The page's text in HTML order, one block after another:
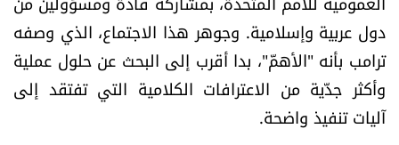
دول عربية وإسلامية. وجوهر هذا الاجتماع، الذي وصفه
ترامب بأنه "الأهمّ"، بدا أقرب إلى البحث عن حلول عملية
وأكثر جدّية من الاعترافات الكلامية التي تفتقد إلى
آليات تنفيذ واضحة.